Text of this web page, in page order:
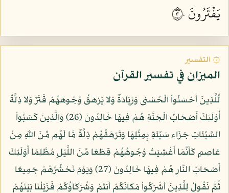
يَفۡتَرُونَ ٣٠
۞ التفسير
الميزان في تفسير القرآن
لِّلَّذِينَ أَحْسَنُواْ الْحُسْنَى وَزِيَادَةٌ وَلاَ يَرْهَقُ وُجُوهَهُمْ قَتَرٌ وَلاَ ذِلَّةٌ
أُوْلَئِكَ أَصْحَابُ الْجَنَّةِ هُمْ فِيهَا خَالِدُونَ (26) وَالَّذِينَ كَسَبُواْ
السَّيِّئَاتِ جَزَاء سَيِّئَةٍ بِمِثْلِهَا وَتَرْهَقُهُمْ ذِلَّةٌ مَّا لَهُم مِّنَ اللّهِ مِنْ
عَاصِمٍ كَأَنَّمَا أُغْشِيَتْ وُجُوهُهُمْ قِطَعًا مِّنَ اللَّيْلِ مُظْلِمًا أُوْلَئِكَ
أَصْحَابُ النَّارِ هُمْ فِيهَا خَالِدُونَ (27) وَيَوْمَ نَحْشُرُهُمْ جَمِيعًا
ثُمَّ نَقُولُ لِلَّذِينَ أَشْرَكُواْ مَكَانَكُمْ أَنتُمْ وَشُرَكَآؤُكُمْ فَزَيَّلْنَا بَيْنَهُمْ